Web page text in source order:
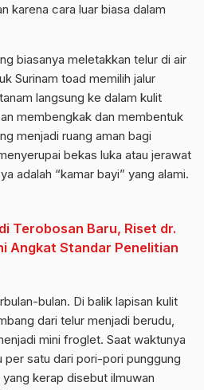
karena cara luar biasa dalam
biasanya meletakkan telur di air
Surinam toad memilih jalur
langsung ke dalam kulit
membengkak dan membentuk
menjadi ruang aman bagi
bekas luka atau jerawat
adalah “kamar bayi” yang alami.
Terobosan Baru, Riset dr.
Angkat Standar Penelitian
bulan. Di balik lapisan kulit
dari telur menjadi berudu,
mini froglet. Saat waktunya
per satu dari pori-pori punggung
kerap disebut ilmuwan